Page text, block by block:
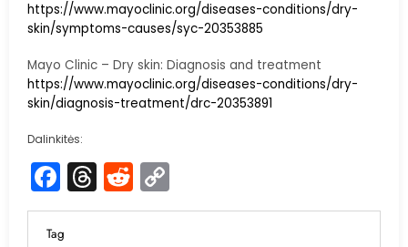
https://www.mayoclinic.org/diseases-conditions/dry-
skin/symptoms-causes/syc-20353885
Mayo Clinic – Dry skin: Diagnosis and treatment
https://www.mayoclinic.org/diseases-conditions/dry-
skin/diagnosis-treatment/drc-20353891
Dalinkitės:
Facebook
Threads
Reddit
Link
Tag